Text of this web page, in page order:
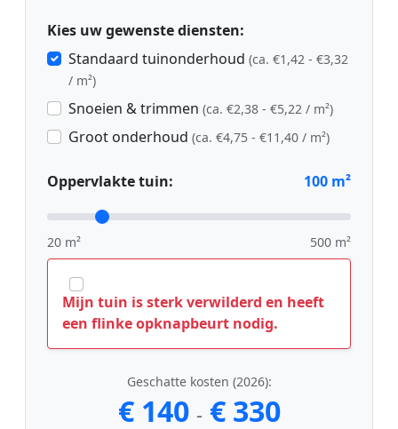
Kies uw gewenste diensten:
Standaard tuinonderhoud (ca. €1,42 - €3,32
/ m²)
Snoeien & trimmen (ca. €2,38 - €5,22 / m²)
Groot onderhoud (ca. €4,75 - €11,40 / m²)
Oppervlakte tuin: 100 m²
20 m² 500 m²
Mijn tuin is sterk verwilderd en heeft
een flinke opknapbeurt nodig.
Geschatte kosten (2026):
€ 140 - € 330